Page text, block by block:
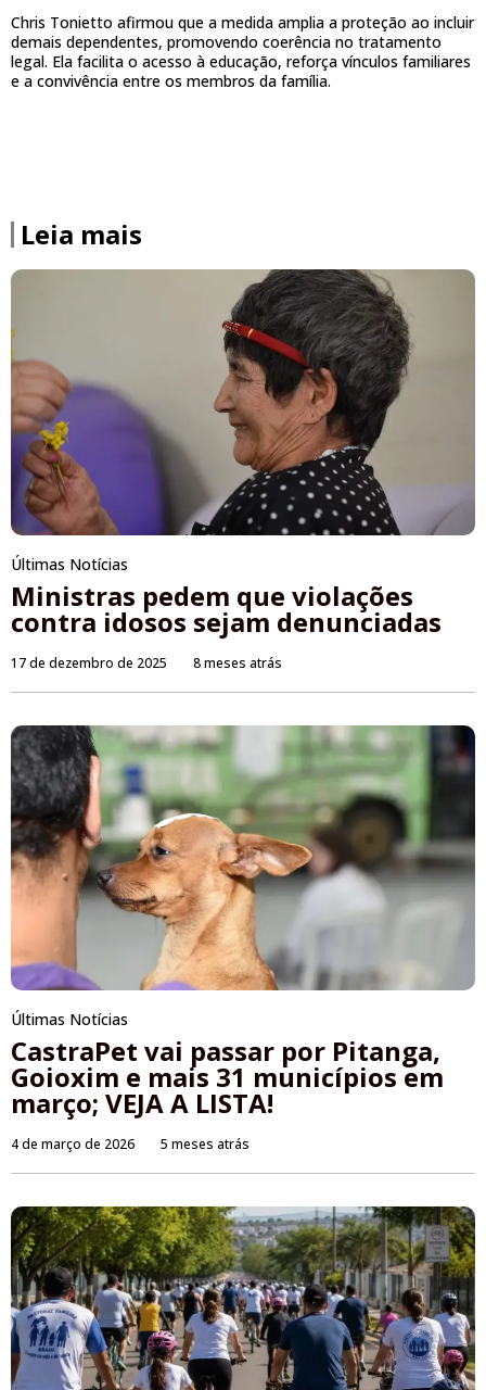
Chris Tonietto afirmou que a medida amplia a proteção ao incluir
demais dependentes, promovendo coerência no tratamento
legal. Ela facilita o acesso à educação, reforça vínculos familiares
e a convivência entre os membros da família.
Leia mais
Últimas Notícias
Ministras pedem que violações
contra idosos sejam denunciadas
17 de dezembro de 2025 8 meses atrás
Últimas Notícias
CastraPet vai passar por Pitanga,
Goioxim e mais 31 municípios em
março; VEJA A LISTA!
4 de março de 2026 5 meses atrás